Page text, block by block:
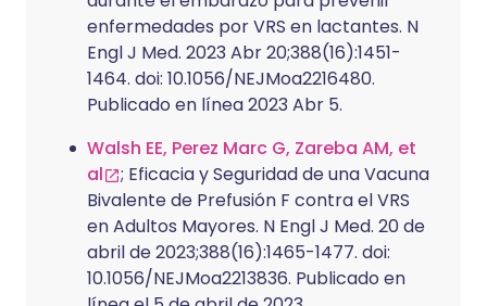
enfermedades por VRS en lactantes. N
Engl J Med. 2023 Abr 20;388(16):1451-
1464. doi: 10.1056/NEJMoa2216480.
Publicado en línea 2023 Abr 5.
Walsh EE, Perez Marc G, Zareba AM, et
al
; Eficacia y Seguridad de una Vacuna
Bivalente de Prefusión F contra el VRS
en Adultos Mayores. N Engl J Med. 20 de
abril de 2023;388(16):1465-1477. doi:
10.1056/NEJMoa2213836. Publicado en